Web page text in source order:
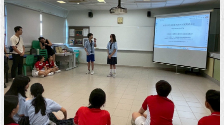
活
主
題
館
與
民
互
動